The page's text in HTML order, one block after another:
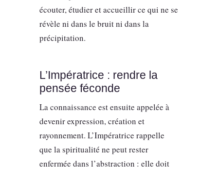
écouter, étudier et accueillir ce qui ne se
révèle ni dans le bruit ni dans la
précipitation.
L’Impératrice : rendre la
pensée féconde
La connaissance est ensuite appelée à
devenir expression, création et
rayonnement. L’Impératrice rappelle
que la spiritualité ne peut rester
enfermée dans l’abstraction : elle doit